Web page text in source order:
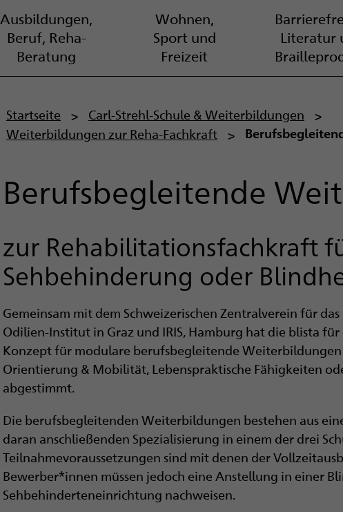
Ausbildungen,
Beruf, Reha-
Beratung
Wohnen,
Sport und
Freizeit
Literatur
P
f
a
d
a
v
i
g
a
t
i
o
n
Startseite
Carl-Strehl-Schule & Weiterbildungen
Weiterbildungen zur Reha-Fachkraft
Berufsbegleitende
zur Rehabilitationsfachkraft
Sehbehinderung oder
Gemeinsam mit dem Schweizerischen Zentralverein für
Odilien-Institut in Graz und IRIS, Hamburg hat die blista
Konzept für modulare berufsbegleitende
Orientierung & Mobilität, Lebenspraktische Fähigkeiten
abgestimmt.
Die berufsbegleitenden Weiterbildungen bestehen aus
daran anschließenden Spezialisierung in einem der drei
Teilnahmevoraussetzungen sind mit denen der
Bewerber*innen müssen jedoch eine Anstellung in einer
Sehbehinderteneinrichtung nachweisen.